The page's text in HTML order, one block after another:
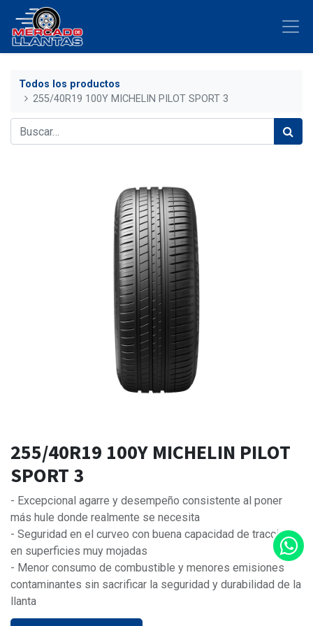
Todos los productos
255/40R19 100Y MICHELIN PILOT SPORT 3
255/40R19 100Y MICHELIN PILOT
SPORT 3
- Excepcional agarre y desempeño consistente al poner
más hule donde realmente se necesita
- Seguridad en el curveo con buena capacidad de tracción
en superficies muy mojadas
- Menor consumo de combustible y menores emisiones
contaminantes sin sacrificar la seguridad y durabilidad de la
llanta